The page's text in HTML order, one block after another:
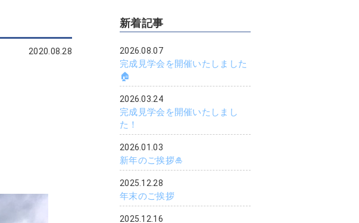
2020.08.28
新着記事
2026.08.07
完成見学会を開催いたしました
🏠
2026.03.24
完成見学会を開催いたしまし
た！
2026.01.03
新年のご挨拶🎍
2025.12.28
年末のご挨拶
2025.12.16